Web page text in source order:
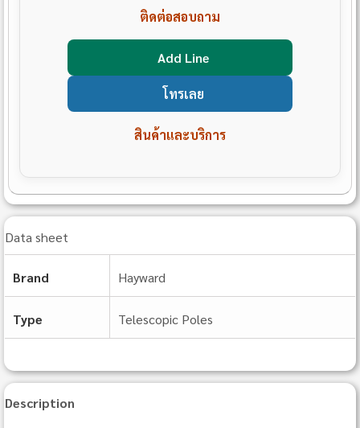
ติดต่อสอบถาม
Add Line
โทรเลย
สินค้าและบริการ
Data sheet
Brand Hayward
Type Telescopic Poles
Description